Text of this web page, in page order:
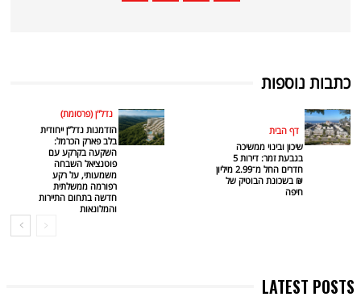
כתבות נוספות
דף הבית
שיכון ובינוי ממשיכה
בגבעת זמר: דירות 5
חדרים החל מ־2.99 מיליון
₪ בשכונת הבוטיק של
חיפה
נדל"ן (פרסומת)
הזדמנות נדל”ן ייחודית
בלב פארק הכרמל:
השקעה בקרקע עם
פוטנציאל השבחה
משמעותי, על רקע
רפורמה ממשלתית
חדשה בתחום התיירות
והמלונאות
LATEST POSTS